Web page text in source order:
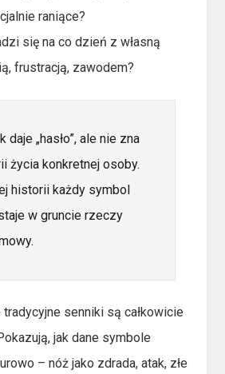
raniące?
się na co dzień z własną
frustracją, zawodem?
daje „hasło”, ale nie zna
życia konkretnej osoby.
historii każdy symbol
w gruncie rzeczy
tradycyjne senniki są całkowicie
jak dane symbole
– nóż jako zdrada, atak, złe